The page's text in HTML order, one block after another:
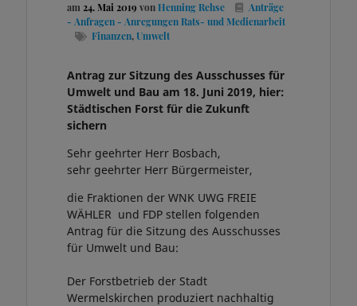
am 24. Mai 2019 von Henning Rehse
Anträge
- Anfragen - Anregungen Rats- und Medienarbeit
Finanzen,Umwelt
Antrag zur Sitzung des Ausschusses für
Umwelt und Bau am 18. Juni 2019, hier:
Städtischen Forst für die Zukunft
sichern
Sehr geehrter Herr Bosbach,
sehr geehrter Herr Bürgermeister,
die Fraktionen der WNK UWG FREIE
WÄHLER und FDP stellen folgenden
Antrag für die Sitzung des Ausschusses
für Umwelt und Bau:
Der Forstbetrieb der Stadt
Wermelskirchen produziert nachhaltig